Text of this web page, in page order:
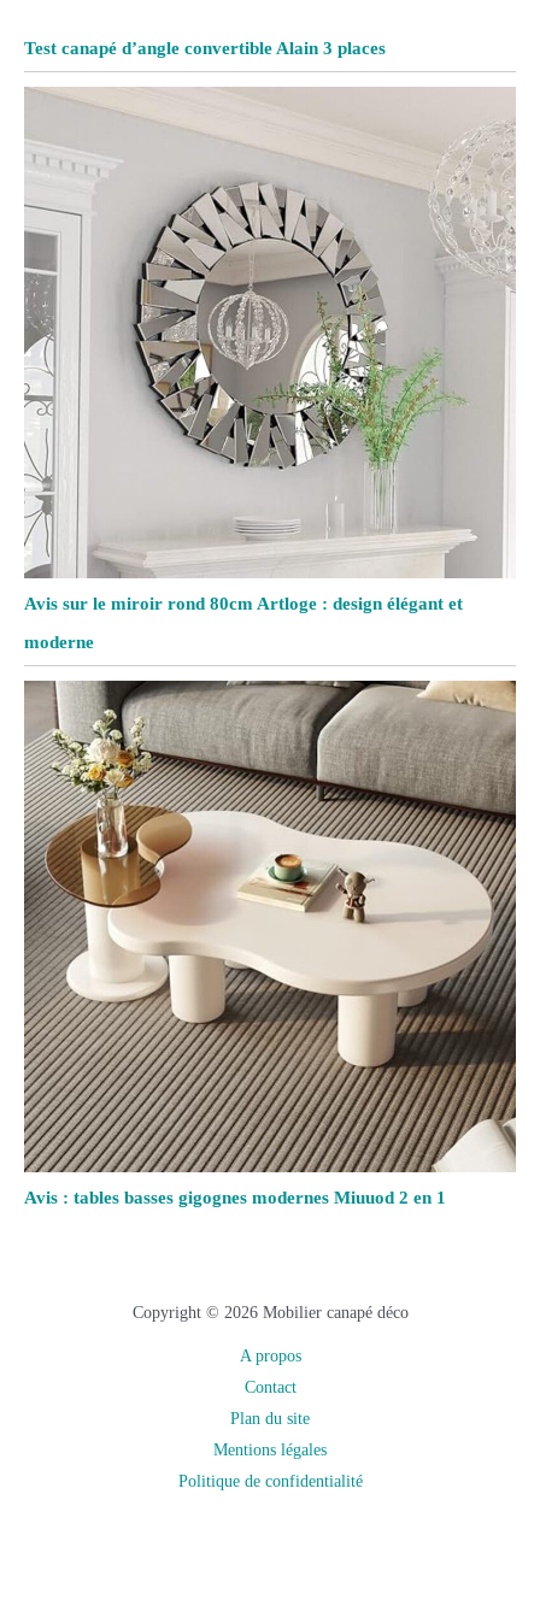
Test canapé d’angle convertible Alain 3 places
Avis sur le miroir rond 80cm Artloge : design élégant et
moderne
Avis : tables basses gigognes modernes Miuuod 2 en 1
Copyright © 2026 Mobilier canapé déco
A propos
Contact
Plan du site
Mentions légales
Politique de confidentialité